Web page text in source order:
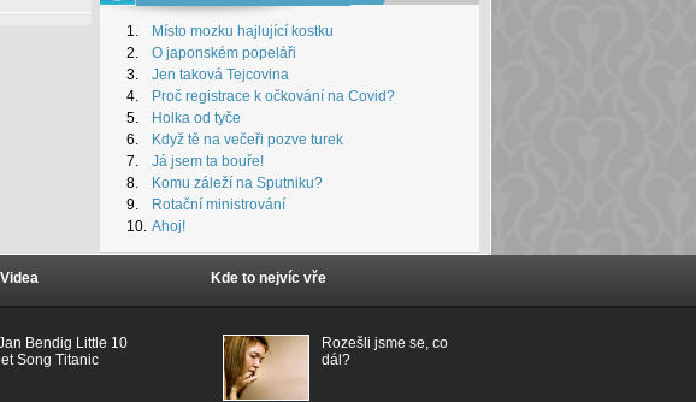
1.
Místo mozku hajlující kostku
2.
O japonském popeláři
3.
Jen taková Tejcovina
4.
Proč registrace k očkování na Covid?
5.
Holka od tyče
6.
Když tě na večeři pozve turek
7.
Já jsem ta bouře!
8.
Komu záleží na Sputniku?
9.
Rotační ministrování
10. Ahoj!
Bendig Little 10
let Song Titanic
Kde to nejvíc vře
Rozešli jsme se, co
dál?